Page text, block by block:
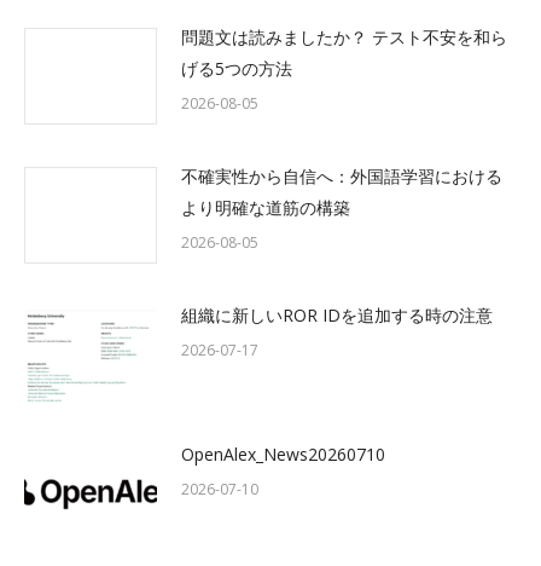
問題文は読みましたか？ テスト不安を和ら
げる5つの方法
2026-08-05
不確実性から自信へ：外国語学習における
より明確な道筋の構築
2026-08-05
組織に新しいROR IDを追加する時の注意
2026-07-17
OpenAlex_News20260710
2026-07-10